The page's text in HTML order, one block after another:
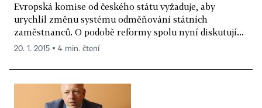
Evropská komise od českého státu vyžaduje, aby
urychlil změnu systému odměňování státních
zaměstnanců. O podobě reformy spolu nyní diskutují...
20. 1. 2015 ▪ 4 min. čtení